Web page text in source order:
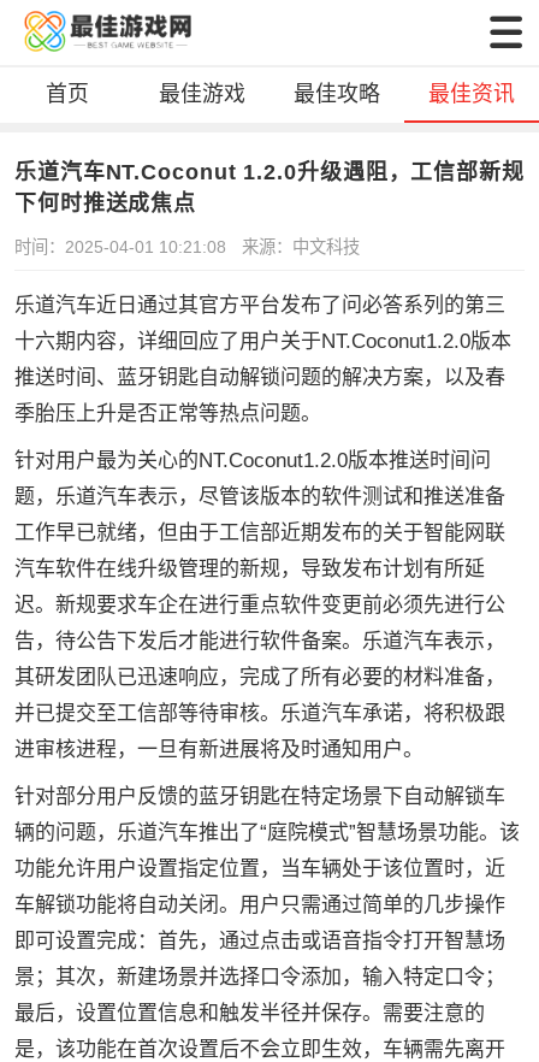
首页 最佳游戏 最佳攻略 最佳资讯
乐道汽车NT.Coconut 1.2.0升级遇阻，工信部新规
下何时推送成焦点
时间：2025-04-01 10:21:08 来源：中文科技
乐道汽车近日通过其官方平台发布了问必答系列的第三
十六期内容，详细回应了用户关于NT.Coconut1.2.0版本
推送时间、蓝牙钥匙自动解锁问题的解决方案，以及春
季胎压上升是否正常等热点问题。
针对用户最为关心的NT.Coconut1.2.0版本推送时间问
题，乐道汽车表示，尽管该版本的软件测试和推送准备
工作早已就绪，但由于工信部近期发布的关于智能网联
汽车软件在线升级管理的新规，导致发布计划有所延
迟。新规要求车企在进行重点软件变更前必须先进行公
告，待公告下发后才能进行软件备案。乐道汽车表示，
其研发团队已迅速响应，完成了所有必要的材料准备，
并已提交至工信部等待审核。乐道汽车承诺，将积极跟
进审核进程，一旦有新进展将及时通知用户。
针对部分用户反馈的蓝牙钥匙在特定场景下自动解锁车
辆的问题，乐道汽车推出了“庭院模式”智慧场景功能。该
功能允许用户设置指定位置，当车辆处于该位置时，近
车解锁功能将自动关闭。用户只需通过简单的几步操作
即可设置完成：首先，通过点击或语音指令打开智慧场
景；其次，新建场景并选择口令添加，输入特定口令；
最后，设置位置信息和触发半径并保存。需要注意的
是，该功能在首次设置后不会立即生效，车辆需先离开